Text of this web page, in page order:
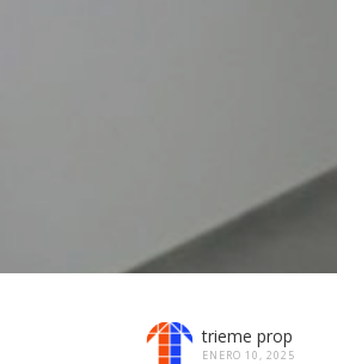
trieme prop
ENERO 10, 2025